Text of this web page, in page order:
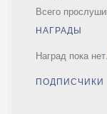
Всего
НАГРАДЫ
Наград пока нет.
ПОДПИСЧИКИ